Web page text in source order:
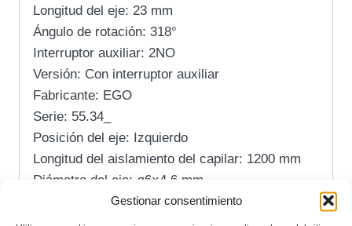
Gestionar consentimiento
Longitud del eje: 23 mm
Ángulo de rotación: 318°
Interruptor auxiliar: 2NO
Versión: Con interruptor auxiliar
Fabricante: EGO
Serie: 55.34_
Posición del eje: Izquierdo
Longitud del aislamiento del capilar: 1200 mm
Diámetro del eje: ø6×4,6 mm
Margen de trabajo: 50°C / 50-600°C / 70-650°C